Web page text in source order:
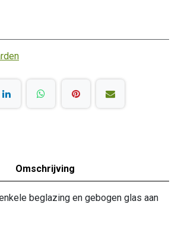
Omschrijving
beglazing en gebogen glas aan